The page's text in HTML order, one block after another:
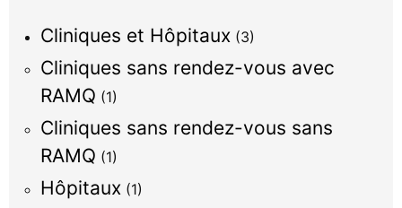
Cliniques et Hôpitaux (3)
Cliniques sans rendez-vous avec
RAMQ (1)
Cliniques sans rendez-vous sans
RAMQ (1)
Hôpitaux (1)